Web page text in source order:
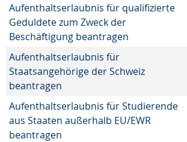
Aufenthaltserlaubnis für qualifizierte
Geduldete zum Zweck der
Beschäftigung beantragen
Aufenthaltserlaubnis für
Staatsangehörige der Schweiz
beantragen
Aufenthaltserlaubnis für Studierende
aus Staaten außerhalb EU/EWR
beantragen